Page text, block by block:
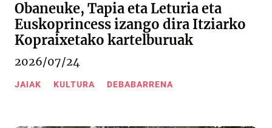
Obaneuke, Tapia eta Leturia eta
Euskoprincess izango dira Itziarko
Kopraixetako kartelburuak
2026/07/24
JAIAK KULTURA DEBABARRENA